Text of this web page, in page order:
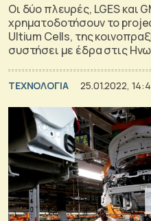
Οι δύο πλευρές, LGES και
χρηματοδοτήσουν το
Ultium Cells, της
συστήσει με έδρα στις
ΤΕΧΝΟΛΟΓΙΑ 25.01.2022,